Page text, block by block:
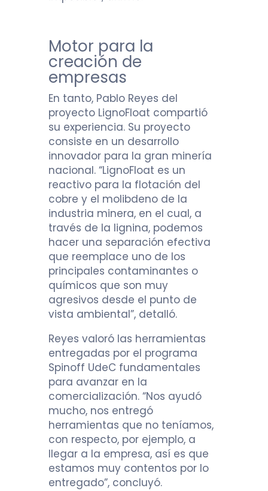
Motor para la
creación de
empresas
En tanto, Pablo Reyes del
proyecto LignoFloat compartió
su experiencia. Su proyecto
consiste en un desarrollo
innovador para la gran minería
nacional. “LignoFloat es un
reactivo para la flotación del
cobre y el molibdeno de la
industria minera, en el cual, a
través de la lignina, podemos
hacer una separación efectiva
que reemplace uno de los
principales contaminantes o
químicos que son muy
agresivos desde el punto de
vista ambiental”, detalló.
Reyes valoró las herramientas
entregadas por el programa
Spinoff UdeC fundamentales
para avanzar en la
comercialización. “Nos ayudó
mucho, nos entregó
herramientas que no teníamos,
con respecto, por ejemplo, a
llegar a la empresa, así es que
estamos muy contentos por lo
entregado”, concluyó.